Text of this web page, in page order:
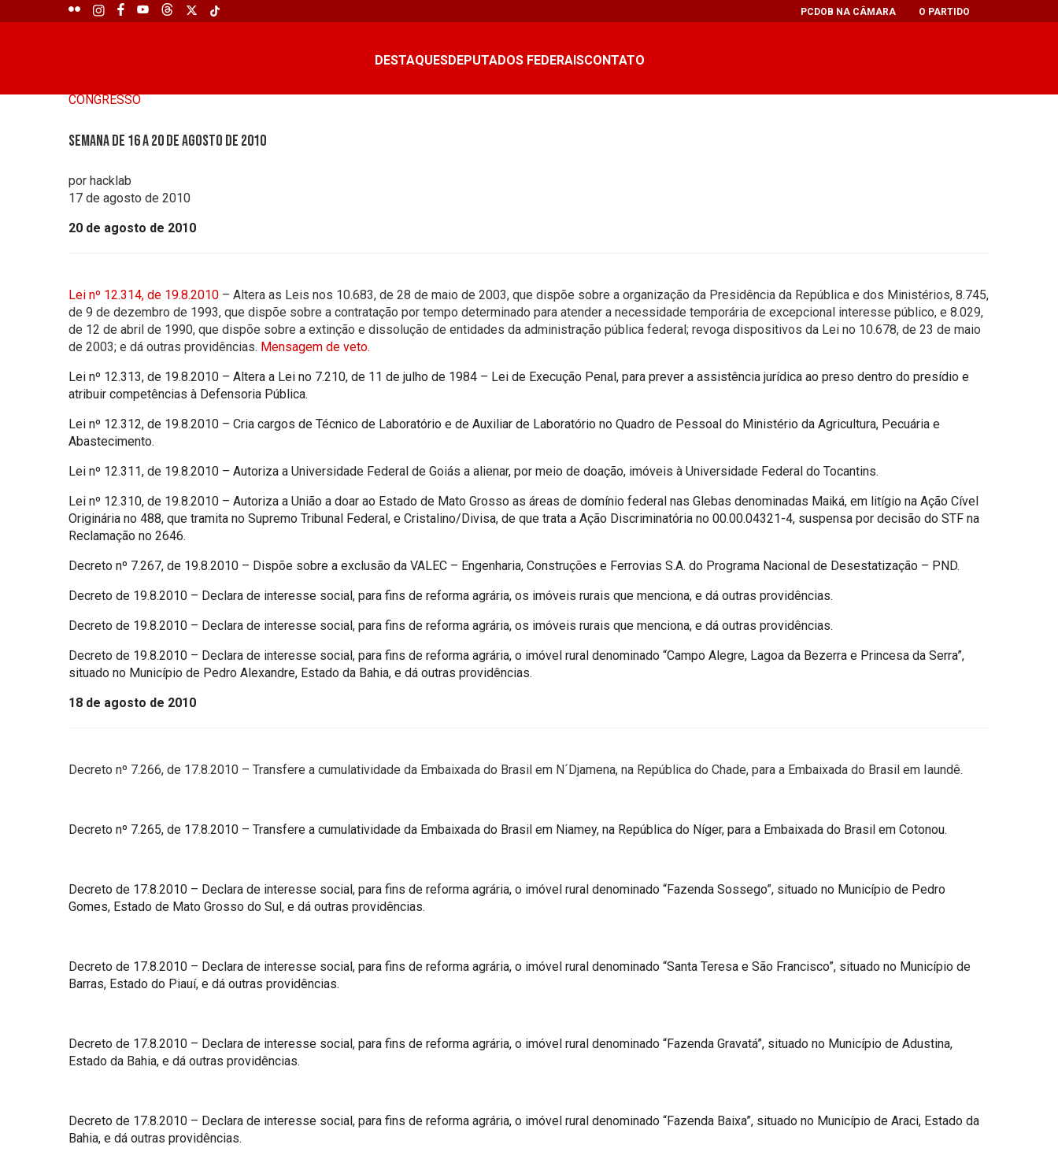
PCDOB NA CÂMARA O PARTIDO
DESTAQUESDEPUTADOS FEDERAISCONTATO
CONGRESSO
Semana de 16 a 20 de agosto de 2010
por hacklab
17 de agosto de 2010
20 de agosto de 2010
Lei nº 12.314, de 19.8.2010 – Altera as Leis nos 10.683, de 28 de maio de 2003, que dispõe sobre a organização da Presidência da República e dos Ministérios, 8.745,
de 9 de dezembro de 1993, que dispõe sobre a contratação por tempo determinado para atender a necessidade temporária de excepcional interesse público, e 8.029,
de 12 de abril de 1990, que dispõe sobre a extinção e dissolução de entidades da administração pública federal; revoga dispositivos da Lei no 10.678, de 23 de maio
de 2003; e dá outras providências. Mensagem de veto.
Lei nº 12.313, de 19.8.2010 – Altera a Lei no 7.210, de 11 de julho de 1984 – Lei de Execução Penal, para prever a assistência jurídica ao preso dentro do presídio e
atribuir competências à Defensoria Pública.
Lei nº 12.312, de 19.8.2010 – Cria cargos de Técnico de Laboratório e de Auxiliar de Laboratório no Quadro de Pessoal do Ministério da Agricultura, Pecuária e
Abastecimento.
Lei nº 12.311, de 19.8.2010 – Autoriza a Universidade Federal de Goiás a alienar, por meio de doação, imóveis à Universidade Federal do Tocantins.
Lei nº 12.310, de 19.8.2010 – Autoriza a União a doar ao Estado de Mato Grosso as áreas de domínio federal nas Glebas denominadas Maiká, em litígio na Ação Cível
Originária no 488, que tramita no Supremo Tribunal Federal, e Cristalino/Divisa, de que trata a Ação Discriminatória no 00.00.04321-4, suspensa por decisão do STF na
Reclamação no 2646.
Decreto nº 7.267, de 19.8.2010 – Dispõe sobre a exclusão da VALEC – Engenharia, Construções e Ferrovias S.A. do Programa Nacional de Desestatização – PND.
Decreto de 19.8.2010 – Declara de interesse social, para fins de reforma agrária, os imóveis rurais que menciona, e dá outras providências.
Decreto de 19.8.2010 – Declara de interesse social, para fins de reforma agrária, os imóveis rurais que menciona, e dá outras providências.
Decreto de 19.8.2010 – Declara de interesse social, para fins de reforma agrária, o imóvel rural denominado “Campo Alegre, Lagoa da Bezerra e Princesa da Serra”,
situado no Município de Pedro Alexandre, Estado da Bahia, e dá outras providências.
18 de agosto de 2010
Decreto nº 7.266, de 17.8.2010 – Transfere a cumulatividade da Embaixada do Brasil em N´Djamena, na República do Chade, para a Embaixada do Brasil em Iaundê.
Decreto nº 7.265, de 17.8.2010 – Transfere a cumulatividade da Embaixada do Brasil em Niamey, na República do Níger, para a Embaixada do Brasil em Cotonou.
Decreto de 17.8.2010 – Declara de interesse social, para fins de reforma agrária, o imóvel rural denominado “Fazenda Sossego”, situado no Município de Pedro
Gomes, Estado de Mato Grosso do Sul, e dá outras providências.
Decreto de 17.8.2010 – Declara de interesse social, para fins de reforma agrária, o imóvel rural denominado “Santa Teresa e São Francisco”, situado no Município de
Barras, Estado do Piauí, e dá outras providências.
Decreto de 17.8.2010 – Declara de interesse social, para fins de reforma agrária, o imóvel rural denominado “Fazenda Gravatá”, situado no Município de Adustina,
Estado da Bahia, e dá outras providências.
Decreto de 17.8.2010 – Declara de interesse social, para fins de reforma agrária, o imóvel rural denominado “Fazenda Baixa”, situado no Município de Araci, Estado da
Bahia, e dá outras providências.